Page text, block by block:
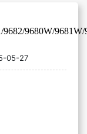
9682/9680W/
05-27